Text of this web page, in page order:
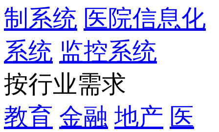
制系统 医院信息化
系统 监控系统
按行业需求
教育 金融 地产 医